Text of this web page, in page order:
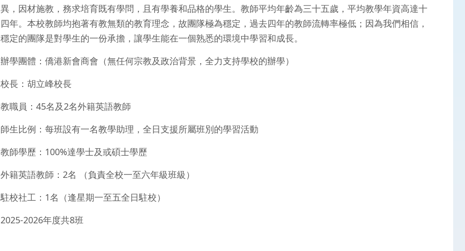
異，因材施教，務求培育既有學問，且有學養和品格的學生。教師平均年齡為三十五歲，平均教學年資高達十
四年。本校教師均抱著有教無類的教育理念，故團隊極為穩定，過去四年的教師流轉率極低；因為我們相信，
穩定的團隊是對學生的一份承擔，讓學生能在一個熟悉的環境中學習和成長。
辦學團體：僑港新會商會（無任何宗教及政治背景，全力支持學校的辦學）
校長：胡立峰校長
教職員：45名及2名外籍英語教師
師生比例：每班設有一名教學助理，全日支援所屬班別的學習活動
教師學歷：100%達學士及或碩士學歷
外籍英語教師：2名 （負責全校一至六年級班級）
駐校社工：1名（逢星期一至五全日駐校）
2025-2026年度共8班